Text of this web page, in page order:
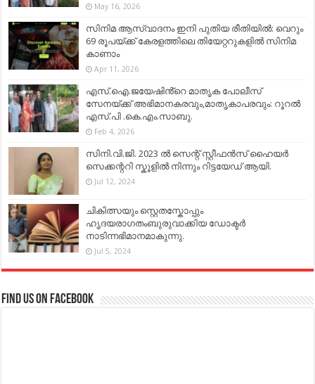
May 16, 2026
സിനിമ ആസ്വാദനം ഇനി പുതിയ രീതിയിൽ: വെറും
69 രൂപയ്ക്ക് കേരളത്തിലെ തിയേറ്ററുകളിൽ സിനിമ
കാണാം
Apr 11, 2026
എസ്.ഐ.ജയേഷിൻ്റെ മാതൃക പോലീസ്
സേനയ്ക്ക് അഭിമാനകരവും,മാതൃകാപരവും: റൂറൽ
എസ്.പി .കെ.എം.സാബു.
Feb 4, 2026
സിനി.വി.ജി. 2023 ൽ സെന്റ് സ്റ്റീഫൻസ് ഹൈയർ
സെക്കന്ററി സ്കൂളിൽ നിന്നും റിട്ടയേഡ് ആയി.
Jul 12, 2024
ചികിത്സയും സ്റ്റെതസ്കോപ്പും
ഹൃദയരാഗതംബുരുവാക്കിയ ഡോക്ടർ
നാടിന്നഭിമാനമാകുന്നു.
Jul 5, 2024
Find us on Facebook